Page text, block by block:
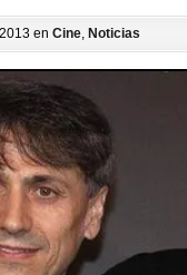
en Cine, Noticias